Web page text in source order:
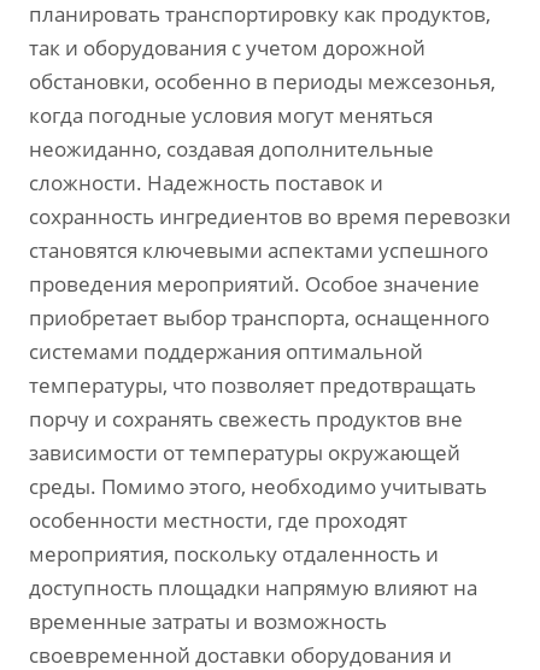
планировать транспортировку как продуктов‚
так и оборудования с учетом дорожной
обстановки‚ особенно в периоды межсезонья‚
когда погодные условия могут меняться
неожиданно‚ создавая дополнительные
сложности. Надежность поставок и
сохранность ингредиентов во время перевозки
становятся ключевыми аспектами успешного
проведения мероприятий. Особое значение
приобретает выбор транспорта‚ оснащенного
системами поддержания оптимальной
температуры‚ что позволяет предотвращать
порчу и сохранять свежесть продуктов вне
зависимости от температуры окружающей
среды. Помимо этого‚ необходимо учитывать
особенности местности‚ где проходят
мероприятия‚ поскольку отдаленность и
доступность площадки напрямую влияют на
временные затраты и возможность
своевременной доставки оборудования и